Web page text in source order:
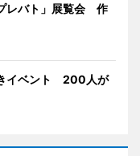
レバト」展覧会 作
イベント 200人が